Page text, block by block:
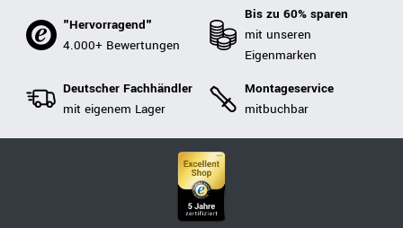
"Hervorragend"
4.000+ Bewertungen
Bis zu 60% sparen
mit unseren
Eigenmarken
Deutscher Fachhändler
mit eigenem Lager
Montageservice
mitbuchbar